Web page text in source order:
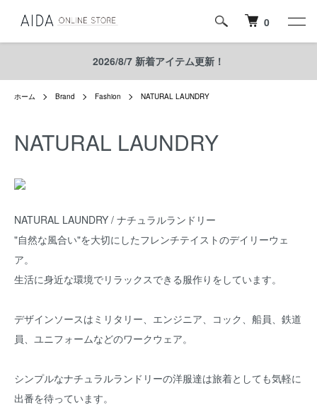
0
2026/8/7 新着アイテム更新！
ホーム Brand Fashion NATURAL LAUNDRY
NATURAL LAUNDRY
NATURAL LAUNDRY / ナチュラルランドリー
"自然な風合い"を大切にしたフレンチテイストのデイリーウェ
ア。
生活に身近な環境でリラックスできる服作りをしています。
デザインソースはミリタリー、エンジニア、コック、船員、鉄道
員、ユニフォームなどのワークウェア。
シンプルなナチュラルランドリーの洋服達は旅着としても気軽に
出番を待っています。